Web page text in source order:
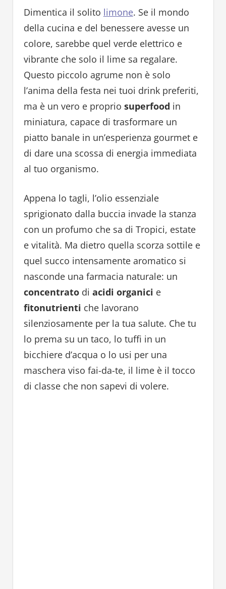
Dimentica il solito limone. Se il mondo
della cucina e del benessere avesse un
colore, sarebbe quel verde elettrico e
vibrante che solo il lime sa regalare.
Questo piccolo agrume non è solo
l’anima della festa nei tuoi drink preferiti,
ma è un vero e proprio superfood in
miniatura, capace di trasformare un
piatto banale in un’esperienza gourmet e
di dare una scossa di energia immediata
al tuo organismo.
Appena lo tagli, l’olio essenziale
sprigionato dalla buccia invade la stanza
con un profumo che sa di Tropici, estate
e vitalità. Ma dietro quella scorza sottile e
quel succo intensamente aromatico si
nasconde una farmacia naturale: un
concentratodi acidi organici e
fitonutrienti che lavorano
silenziosamente per la tua salute. Che tu
lo prema su un taco, lo tuffi in un
bicchiere d’acqua o lo usi per una
maschera viso fai-da-te, il lime è il tocco
di classe che non sapevi di volere.